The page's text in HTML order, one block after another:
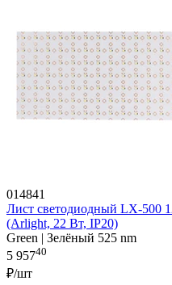
014841
Лист светодиодный LX-500
(Arlight, 22 Вт, IP20)
Green | Зелёный 525 nm
5 95740
₽/шт